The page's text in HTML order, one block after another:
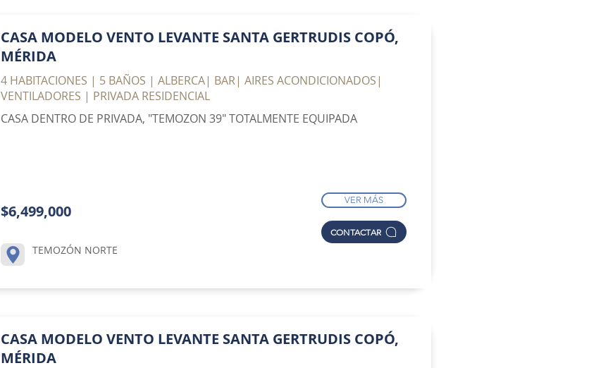
CASA MODELO VENTO LEVANTE SANTA GERTRUDIS COPÓ,
MÉRIDA
4 HABITACIONES | 5 BAÑOS | ALBERCA| BAR| AIRES ACONDICIONADOS|
VENTILADORES | PRIVADA RESIDENCIAL
CASA DENTRO DE PRIVADA, "TEMOZON 39" TOTALMENTE EQUIPADA
$6,499,000
VER MÁS
CONTACTAR
TEMOZÓN NORTE
CASA MODELO VENTO LEVANTE SANTA GERTRUDIS COPÓ,
MÉRIDA